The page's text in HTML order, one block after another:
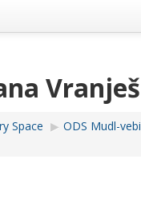
Vranješ
Space ▶︎ ODS Mudl-